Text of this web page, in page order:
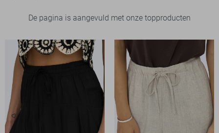
De pagina is aangevuld met onze topproducten